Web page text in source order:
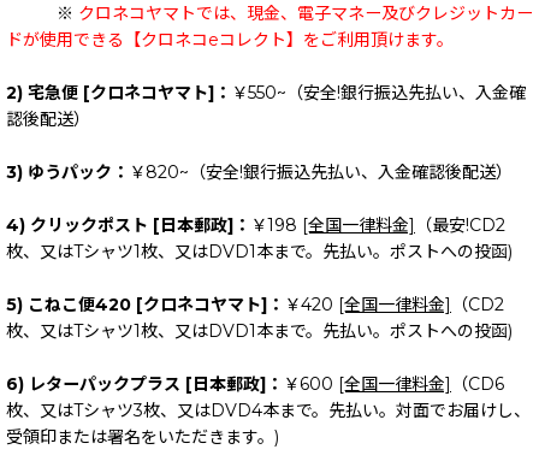
※ クロネコヤマトでは、現金、電子マネー及びクレジットカー
ドが使用できる【クロネコeコレクト】をご利用頂けます。
2) 宅急便 [クロネコヤマト]： ￥550~（安全!銀行振込先払い、入金確
認後配送）
3) ゆうパック： ￥820~（安全!銀行振込先払い、入金確認後配送）
4) クリックポスト [日本郵政]： ￥198 [全国一律料金]
（最安!CD2
枚、又はTシャツ1枚、又はDVD1本まで。先払い。ポストへの投函)
5) こねこ便420 [クロネコヤマト]： ￥420 [全国一律料金]
（CD2
枚、又はTシャツ1枚、又はDVD1本まで。先払い。ポストへの投函)
6) レターパックプラス [日本郵政]： ￥600 [全国一律料金]
（CD6
枚、又はTシャツ3枚、又はDVD4本まで。先払い。対面でお届けし、
受領印または署名をいただきます。)